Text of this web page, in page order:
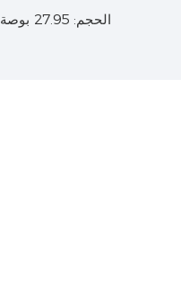
الحجم: 27.95 بوصة × 24.41 بوصة × 35.83 بوصة (الطول 71 × العرض 62 × الارتفاع 91)